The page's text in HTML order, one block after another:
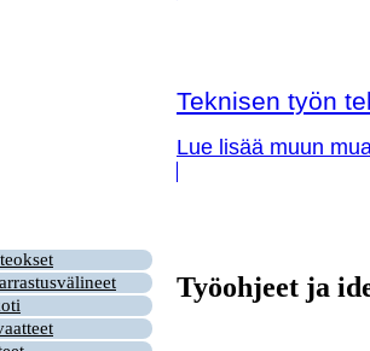
Teknisen työn
Lue lisää muun
Työohjeet ja